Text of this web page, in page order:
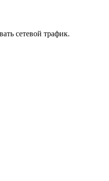
сетевой трафик.